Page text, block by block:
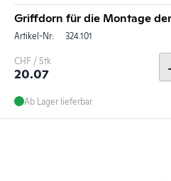
Griffdorn für die Montage
Artikel-Nr: 324.101
CHF / Stk
20.07
Ab Lager lieferbar